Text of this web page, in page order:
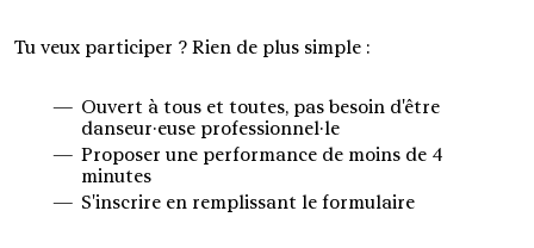
Tu veux participer ? Rien de plus simple :
Ouvert à tous et toutes, pas besoin d'être
danseur·euse professionnel·le
Proposer une performance de moins de 4
minutes
S'inscrire en remplissant le formulaire